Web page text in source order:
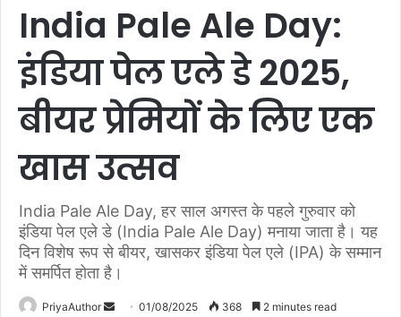
India Pale Ale Day:
इंडिया पेल एले डे 2025,
बीयर प्रेमियों के लिए एक
खास उत्सव
India Pale Ale Day, हर साल अगस्त के पहले गुरुवार को
इंडिया पेल एले डे (India Pale Ale Day) मनाया जाता है। यह
दिन विशेष रूप से बीयर, खासकर इंडिया पेल एले (IPA) के सम्मान
में समर्पित होता है।
PriyaAuthor 01/08/2025 368 2 minutes read